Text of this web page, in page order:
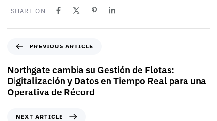
SHARE ON
PREVIOUS ARTICLE
Northgate cambia su Gestión de Flotas:
Digitalización y Datos en Tiempo Real para una
Operativa de Récord
NEXT ARTICLE